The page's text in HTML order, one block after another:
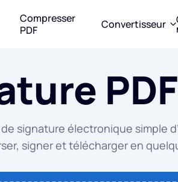
Compresser
PDF
Convertisseur
WORD en PDF
EXCEL en PDF
WORD en
EXCEL en
PDF
signature électronique simple
signer et télécharger en